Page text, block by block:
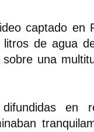
captado en
de agua
sobre una
en